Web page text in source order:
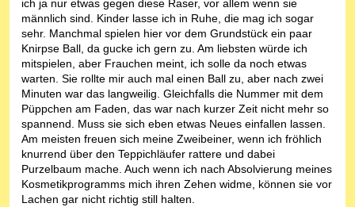
ich ja nur etwas gegen diese Raser, vor allem wenn sie
männlich sind. Kinder lasse ich in Ruhe, die mag ich sogar
sehr. Manchmal spielen hier vor dem Grundstück ein paar
Knirpse Ball, da gucke ich gern zu. Am liebsten würde ich
mitspielen, aber Frauchen meint, ich solle da noch etwas
warten. Sie rollte mir auch mal einen Ball zu, aber nach zwei
Minuten war das langweilig. Gleichfalls die Nummer mit dem
Püppchen am Faden, das war nach kurzer Zeit nicht mehr so
spannend. Muss sie sich eben etwas Neues einfallen lassen.
Am meisten freuen sich meine Zweibeiner, wenn ich fröhlich
knurrend über den Teppichläufer rattere und dabei
Purzelbaum mache. Auch wenn ich nach Absolvierung meines
Kosmetikprogramms mich ihren Zehen widme, können sie vor
Lachen gar nicht richtig still halten.